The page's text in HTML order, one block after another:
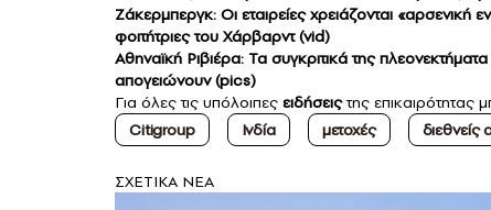
Zάκερμπεργκ: Oι εταιρείες χρειάζονται
φοιτήτριες του Χάρβαρντ (vid)
Αθηναϊκή Ριβιέρα: Τα συγκριτικά της
απογειώνουν (pics)
Για όλες τις υπόλοιπες ειδήσεις της επικαιρότητας
Citigroup
Ινδία μετοχές διεθνείς
ΣXETIKA NEA